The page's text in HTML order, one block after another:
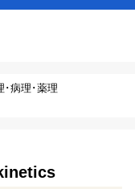
･病理･薬理